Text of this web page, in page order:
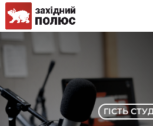
ГІСТЬ